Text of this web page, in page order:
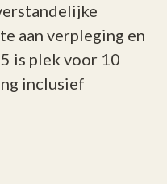
aan verpleging en
is plek voor 10
inclusief